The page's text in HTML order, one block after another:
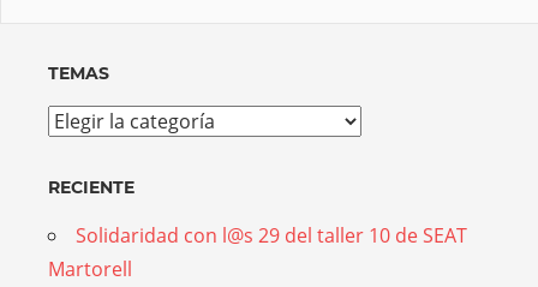
TEMAS
Temas
RECIENTE
Solidaridad con l@s 29 del taller 10 de SEAT
Martorell